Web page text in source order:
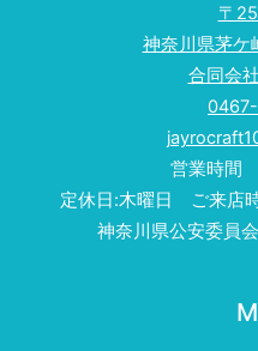
〒
神奈川県茅
合同会
営業時間
定休日:木曜日 ご来店
神奈川県公安委員